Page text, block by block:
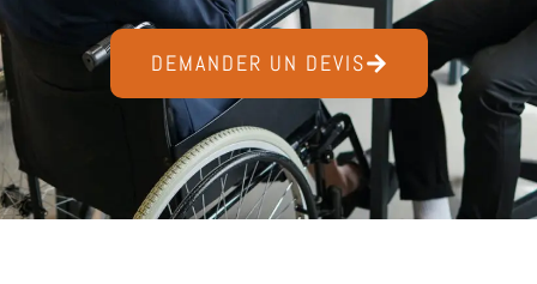
DEMANDER UN DEVIS